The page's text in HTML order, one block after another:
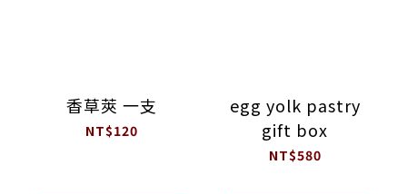
香草莢 一支
NT$120
egg yolk pastry
gift box
NT$580